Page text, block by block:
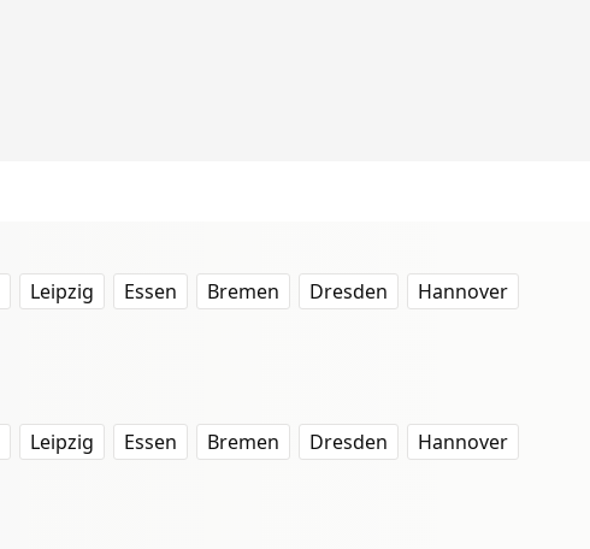
Leipzig Essen Bremen Dresden
Hannover
Leipzig Essen Bremen Dresden
Hannover